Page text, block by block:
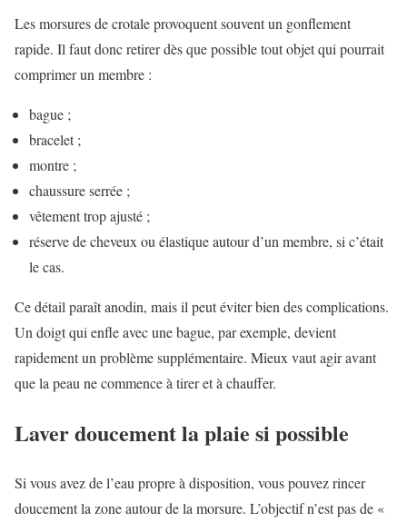
Les morsures de crotale provoquent souvent un gonflement
rapide. Il faut donc retirer dès que possible tout objet qui pourrait
comprimer un membre :
bague ;
bracelet ;
montre ;
chaussure serrée ;
vêtement trop ajusté ;
réserve de cheveux ou élastique autour d’un membre, si c’était
le cas.
Ce détail paraît anodin, mais il peut éviter bien des complications.
Un doigt qui enfle avec une bague, par exemple, devient
rapidement un problème supplémentaire. Mieux vaut agir avant
que la peau ne commence à tirer et à chauffer.
Laver doucement la plaie si possible
Si vous avez de l’eau propre à disposition, vous pouvez rincer
doucement la zone autour de la morsure. L’objectif n’est pas de «